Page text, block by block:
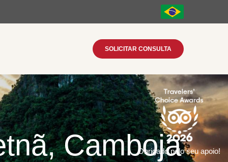
SOLICITAR CONSULTA
Camboja
Obrigado pelo seu apoio!